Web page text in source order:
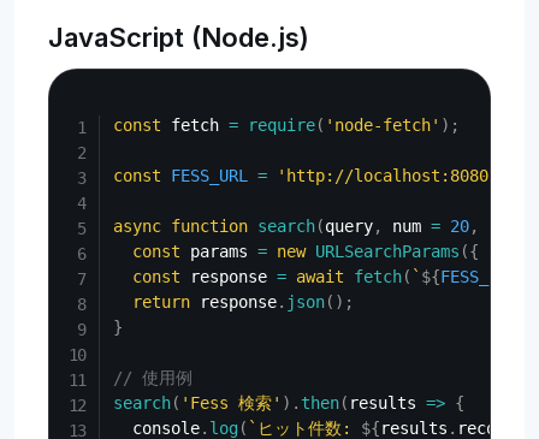
JavaScript (Node.js)
const fetch = require( 'node-fetch' ) ;
const FESS_URL = 'http://localhost:8080'
async function search(query, num = 20,
const params = new URLSearchParams ({
const response = await fetch( ` ${FESS_URL
return response. json( ) ;
}
// 使用例
search( 'Fess 検索' ) . then( results => {
  console
. log ( ` ヒット件数: ${results .